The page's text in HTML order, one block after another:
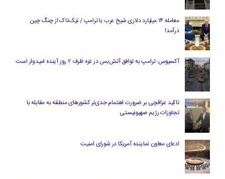
معامله ۱۴ میلیارد دلاری شیخ عرب با ترامپ / تیک‌تاک از چنگ چین
درآمد!
آکسیوس: ترامپ به توافق آتش‌بس در غزه ظرف ۲ روز آینده امیدوار است
تاکید عراقچی بر ضرورت اهتمام جدی‌تر کشورهای منطقه به مقابله با
تجاوزات رژیم صهیونیستی
ادعای معاون نماینده آمریکا در شورای امنیت